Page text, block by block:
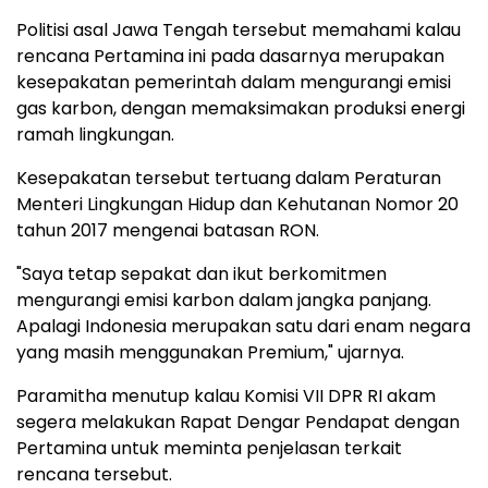
Politisi asal Jawa Tengah tersebut memahami kalau
rencana Pertamina ini pada dasarnya merupakan
kesepakatan pemerintah dalam mengurangi emisi
gas karbon, dengan memaksimakan produksi energi
ramah lingkungan.
Kesepakatan tersebut tertuang dalam Peraturan
Menteri Lingkungan Hidup dan Kehutanan Nomor 20
tahun 2017 mengenai batasan RON.
"Saya tetap sepakat dan ikut berkomitmen
mengurangi emisi karbon dalam jangka panjang.
Apalagi Indonesia merupakan satu dari enam negara
yang masih menggunakan Premium," ujarnya.
Paramitha menutup kalau Komisi VII DPR RI akam
segera melakukan Rapat Dengar Pendapat dengan
Pertamina untuk meminta penjelasan terkait
rencana tersebut.